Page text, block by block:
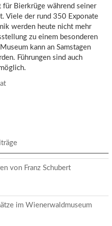
für Bierkrüge während seiner
Viele der rund 350 Exponate
werden heute nicht mehr
zu einem besonderen
kann an Samstagen
Führungen sind auch
von Franz Schubert
im Wienerwaldmuseum